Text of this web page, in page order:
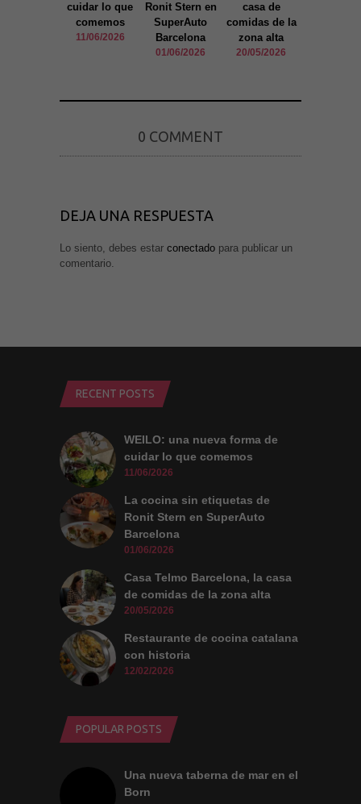
cuidar lo que
comemos
11/06/2026
Ronit Stern en
SuperAuto
Barcelona
01/06/2026
casa de
comidas de la
zona alta
20/05/2026
0 COMMENT
DEJA UNA RESPUESTA
Lo siento, debes estar conectado para publicar un
comentario.
RECENT POSTS
WEILO: una nueva forma de
cuidar lo que comemos
11/06/2026
La cocina sin etiquetas de
Ronit Stern en SuperAuto
Barcelona
01/06/2026
Casa Telmo Barcelona, la casa
de comidas de la zona alta
20/05/2026
Restaurante de cocina catalana
con historia
12/02/2026
POPULAR POSTS
Una nueva taberna de mar en el
Born
mejorar la
funcionalidad
y estructura
de la web, en
Experiencia
visita. Si
rechaza estas
algunas
Al compartir tus
ofertas
personalizados.